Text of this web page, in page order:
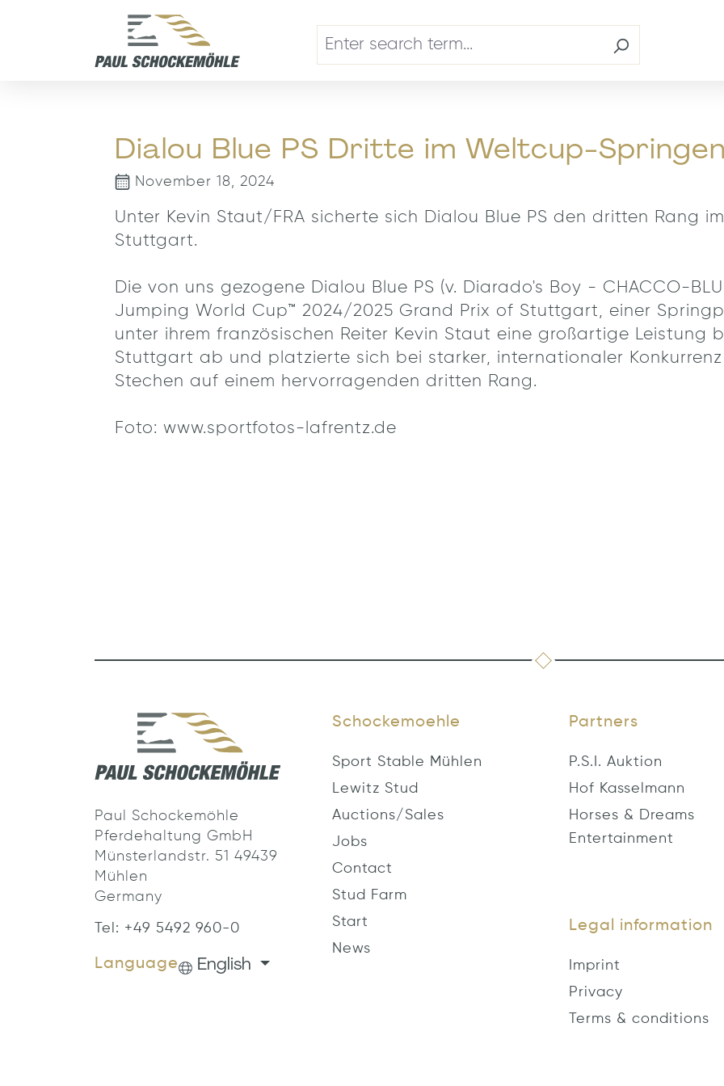
Skip to main navigation
Dialou Blue PS Dritte im Weltcup-Springen
November 18, 2024
Unter Kevin Staut/FRA sicherte sich Dialou Blue PS den dritten Rang
Stuttgart.
Die von uns gezogene Dialou Blue PS (v. Diarado's Boy - CHACCO-
Jumping World Cup™ 2024/2025 Grand Prix of Stuttgart, einer
unter ihrem französischen Reiter Kevin Staut eine großartige Leistung
Stuttgart ab und platzierte sich bei starker, internationaler
Stechen auf einem hervorragenden dritten Rang.
Foto: www.sportfotos-lafrentz.de
Paul Schockemöhle
Pferdehaltung GmbH
Münsterlandstr. 51 49439
Mühlen
Germany
Tel: +49 5492 960-0
Language English
Schockemoehle
Sport Stable Mühlen
Lewitz Stud
Auctions/Sales
Jobs
Contact
Stud Farm
Start
News
Partners
P.S.I. Auktion
Hof Kasselmann
Horses & Dreams
Entertainment
Legal information
Imprint
Privacy
Terms & conditions